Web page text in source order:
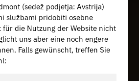
(sedež podjetja: Avstrija)
službami pridobiti osebne
für die Nutzung der Website nicht
uns aber eine noch engere
Falls gewünscht, treffen Sie